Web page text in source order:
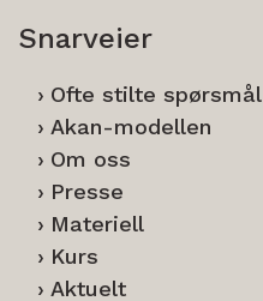
Snarveier
Ofte stilte spørsmål
Akan-modellen
Om oss
Presse
Materiell
Kurs
Aktuelt